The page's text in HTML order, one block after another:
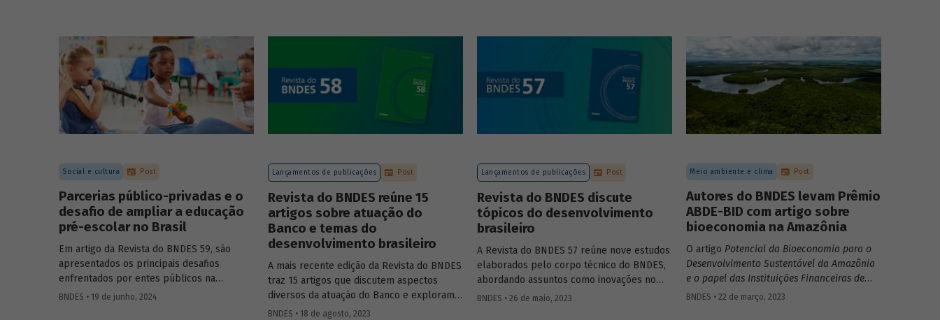
desafios desse percurso e a importância
de superá-los.
para o desenvolvimento sustentável.
Confira uma prévia do texto e acesse o
Social e cultura Post
Parcerias público-privadas e o
desafio de ampliar a educação
pré-escolar no Brasil
Em artigo da Revista do BNDES 59, são
apresentados os principais desafios
enfrentados por entes públicos na
estruturação de PPPs de educação, bem
BNDES • 19 de junho, 2024
Lançamentos de publicações Post
Revista do BNDES reúne 15
artigos sobre atuação do
Banco e temas do
desenvolvimento brasileiro
A mais recente edição da Revista do BNDES
traz 15 artigos que discutem aspectos
diversos da atuação do Banco e exploram
questões do desenvolvimento nacional.
BNDES • 18 de agosto, 2023
Lançamentos de publicações Post
Revista do BNDES discute
tópicos do desenvolvimento
brasileiro
A Revista do BNDES 57 reúne nove estudos
elaborados pelo corpo técnico do BNDES,
abordando assuntos como inovações no
sistema financeiro, setor da saúde no
BNDES • 26 de maio, 2023
Meio ambiente e clima Post
Autores do BNDES levam Prêmio
ABDE-BID com artigo sobre
bioeconomia na Amazônia
O artigo Potencial da Bioeconomia para o
Desenvolvimento Sustentável da Amazônia
e o papel das Instituições Financeiras de
Desenvolvimento, de Leonardo Pamplona,
BNDES • 22 de março, 2023